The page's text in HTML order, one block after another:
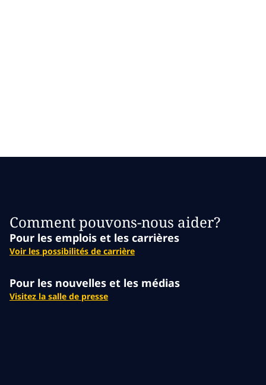
Carrières
Comment pouvons-nous aider?
Pour les emplois et les carrières
Voir les possibilités de carrière
Pour les nouvelles et les médias
Visitez la salle de presse